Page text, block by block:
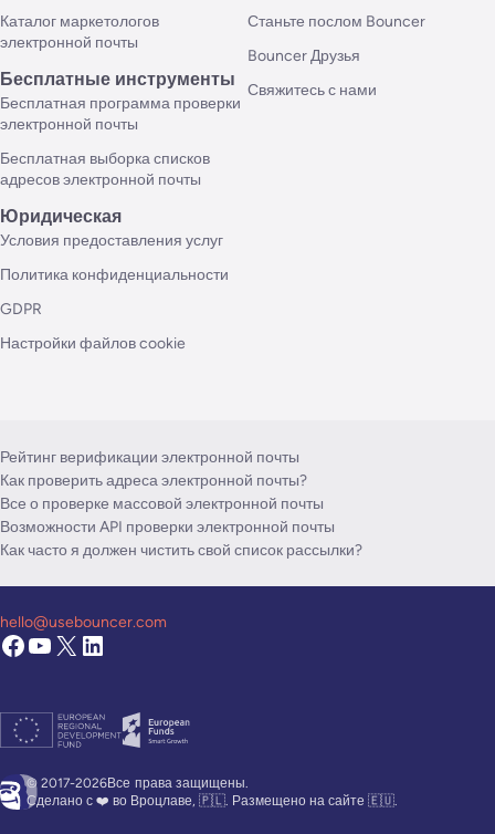
Каталог маркетологов
электронной почты
Бесплатные инструменты
Бесплатная программа проверки
электронной почты
Бесплатная выборка списков
адресов электронной почты
Станьте послом Bouncer
Bouncer Друзья
Свяжитесь с нами
Юридическая
Условия предоставления услуг
Политика конфиденциальности
GDPR
Настройки файлов cookie
Рейтинг верификации электронной почты
Как проверить адреса электронной почты?
Все о проверке массовой электронной почты
Возможности API проверки электронной почты
Как часто я должен чистить свой список рассылки?
© 2017-2026Все права защищены.
Сделано с ❤️ во Вроцлаве, 🇵🇱. Размещено на сайте 🇪🇺.
hello@usebouncer.com